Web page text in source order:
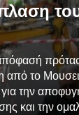
από το
την
και την